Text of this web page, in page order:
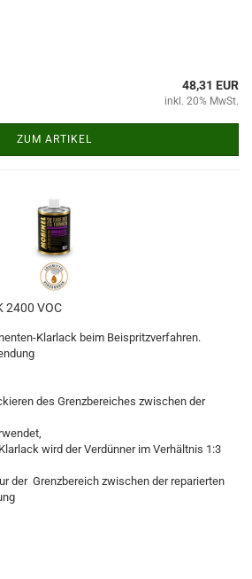
48,31 EUR
inkl. 20% MwSt.
ZUM ARTIKEL
2400 VOC
Klarlack beim Beispritzverfahren.
des Grenzbereiches zwischen der
wird der Verdünner im Verhältnis 1:3
der Grenzbereich zwischen der reparierten